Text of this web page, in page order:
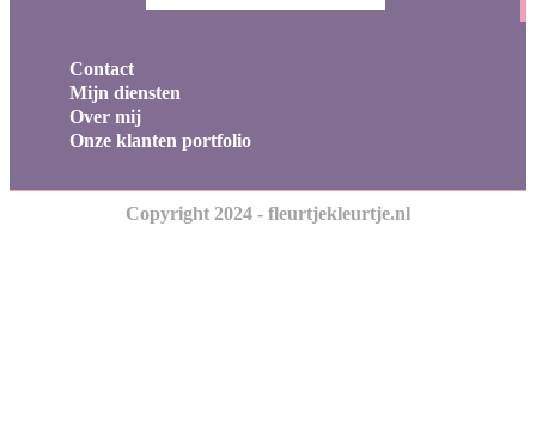
Contact
Mijn diensten
Over mij
Onze klanten portfolio
Copyright 2024 - fleurtjekleurtje.nl